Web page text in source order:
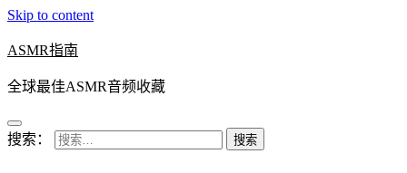
Skip to content
ASMR指南
全球最佳ASMR音频收藏
搜索：